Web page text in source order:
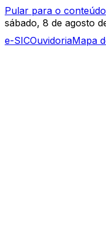
Pular para o conteúdo
sábado, 8 de agosto
e-SICOuvidoriaMapa